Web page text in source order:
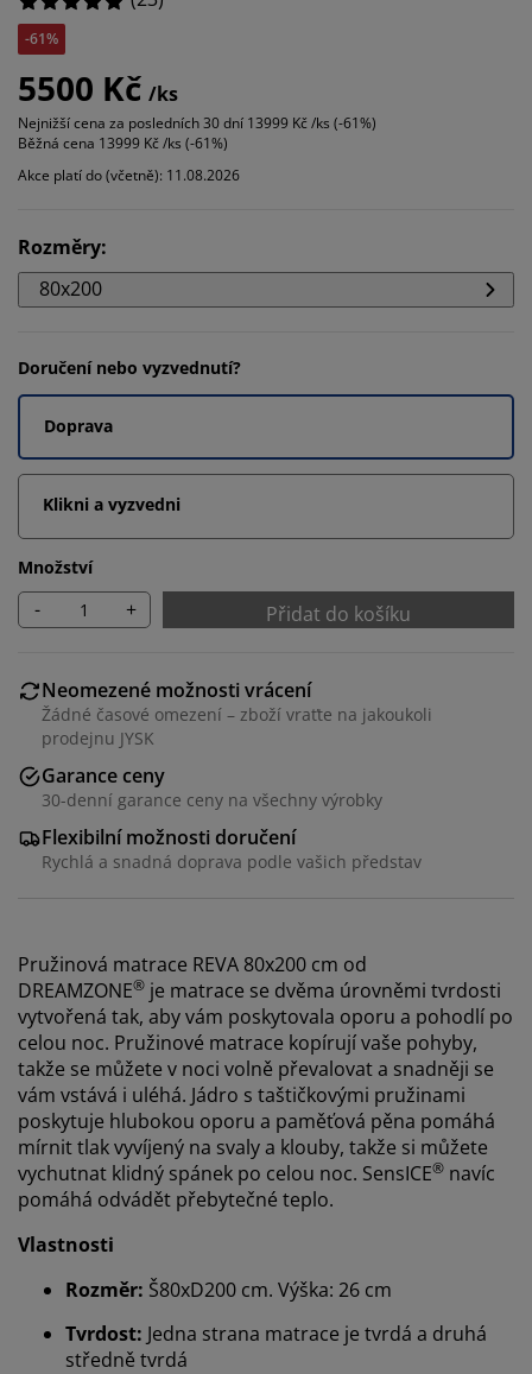
-61%
5500 Kč /ks
Nejnižší cena za posledních 30 dní 13999 Kč /ks (-61%)
Běžná cena 13999 Kč /ks (-61%)
Akce platí do (včetně): 11.08.2026
Rozměry:
80x200
Doručení nebo vyzvednutí?
Doprava
Klikni a vyzvedni
Množství
- + Přidat do košíku
Neomezené možnosti vrácení
Žádné časové omezení – zboží vraťte na jakoukoli
prodejnu JYSK
Garance ceny
30-denní garance ceny na všechny výrobky
Flexibilní možnosti doručení
Rychlá a snadná doprava podle vašich představ
Pružinová matrace REVA 80x200 cm od
DREAMZONE® je matrace se dvěma úrovněmi tvrdosti
vytvořená tak, aby vám poskytovala oporu a pohodlí po
celou noc. Pružinové matrace kopírují vaše pohyby,
takže se můžete v noci volně převalovat a snadněji se
vám vstává i uléhá. Jádro s taštičkovými pružinami
poskytuje hlubokou oporu a paměťová pěna pomáhá
mírnit tlak vyvíjený na svaly a klouby, takže si můžete
vychutnat klidný spánek po celou noc. SensICE® navíc
pomáhá odvádět přebytečné teplo.
Vlastnosti
Rozměr: Š80xD200 cm. Výška: 26 cm
Tvrdost: Jedna strana matrace je tvrdá a druhá
středně tvrdá